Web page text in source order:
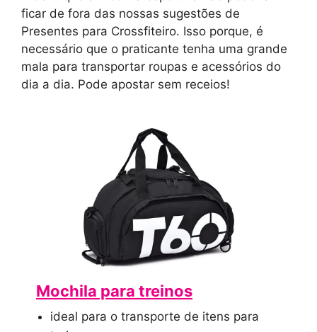
ficar de fora das nossas sugestões de
Presentes para Crossfiteiro. Isso porque, é
necessário que o praticante tenha uma grande
mala para transportar roupas e acessórios do
dia a dia. Pode apostar sem receios!
Mochila para treinos
ideal para o transporte de itens para